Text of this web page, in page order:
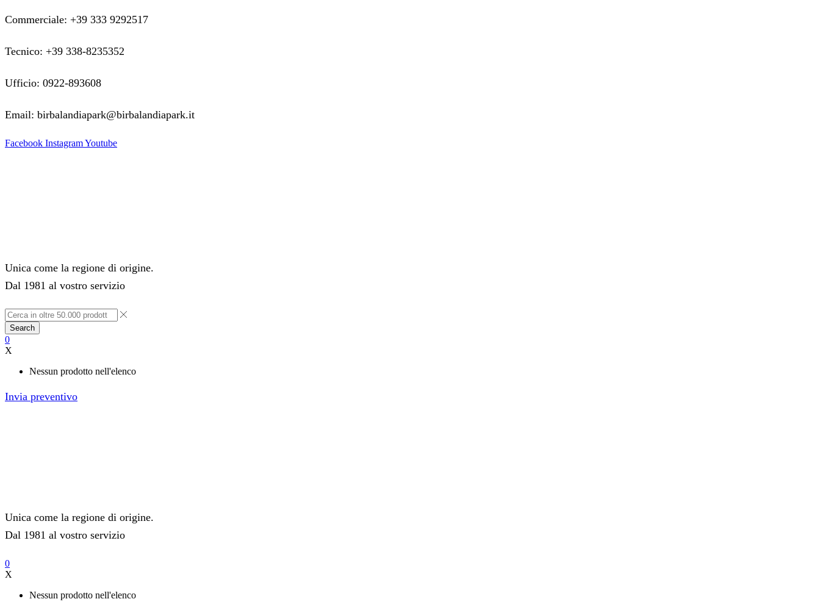
Commerciale: +39 333 9292517
Tecnico: +39 338-8235352
Ufficio: 0922-893608
Email: birbalandiapark@birbalandiapark.it
Facebook InstagramYoutube
Unica come la regione di origine.
Dal 1981 al vostro servizio
Search
0
X
Nessun prodotto nell'elenco
Invia preventivo
Unica come la regione di origine.
Dal 1981 al vostro servizio
0
X
Nessun prodotto nell'elenco